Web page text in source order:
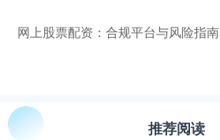
网上股票配资：合规平台与风险指南
推荐阅读